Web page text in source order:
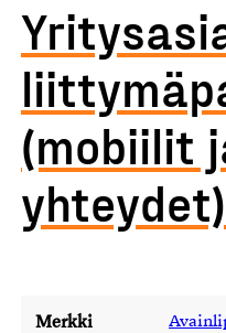
(mobiilit
yhteydet)
Merkki